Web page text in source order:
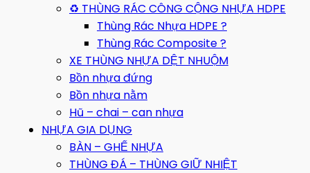
♻️ THÙNG RÁC CÔNG CỘNG NHỰA HDPE
Thùng Rác Nhựa HDPE ?
Thùng Rác Composite ?
XE THÙNG NHỰA DỆT NHUỘM
Bồn nhựa đứng
Bồn nhựa nằm
Hũ – chai – can nhựa
NHỰA GIA DỤNG
BÀN – GHẾ NHỰA
THÙNG ĐÁ – THÙNG GIỮ NHIỆT